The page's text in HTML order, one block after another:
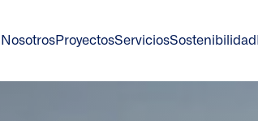
NosotrosProyectosServiciosSostenibilidad